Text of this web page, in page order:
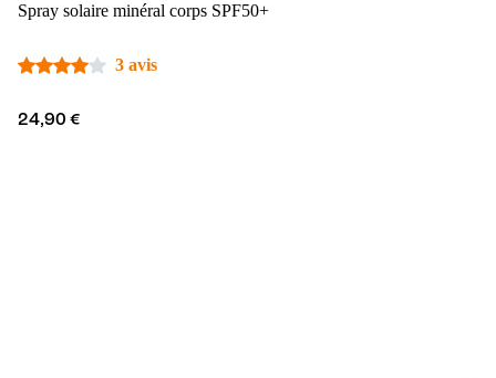
Spray solaire minéral corps SPF50+
3 avis
24,90 €